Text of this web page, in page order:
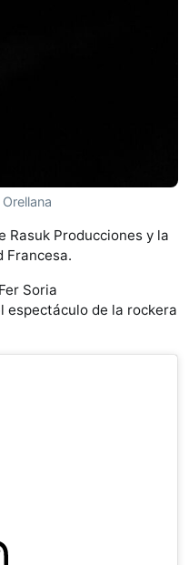
Rasuk Producciones y la
Francesa.
Soria
espectáculo de la rockera